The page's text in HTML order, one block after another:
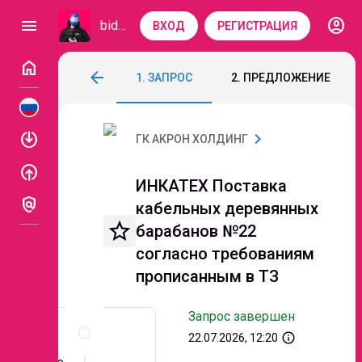
menu bidzaar ВХОД РЕГИСТРАЦИЯ
account_circle
home
enable
enable
policy
arrow_back
ИНКАТЕХ Поставка кабельных
1. ЗАПРОС 2. ПРЕДЛОЖЕНИЕ
ГК АКРОН ХОЛДИНГ chevron_right
star_border
ИНКАТЕХ Поставка
кабельных деревянных
барабанов №22
согласно требованиям
прописанным в ТЗ
Запрос завершен
22.07.2026, 12:20 info_outline